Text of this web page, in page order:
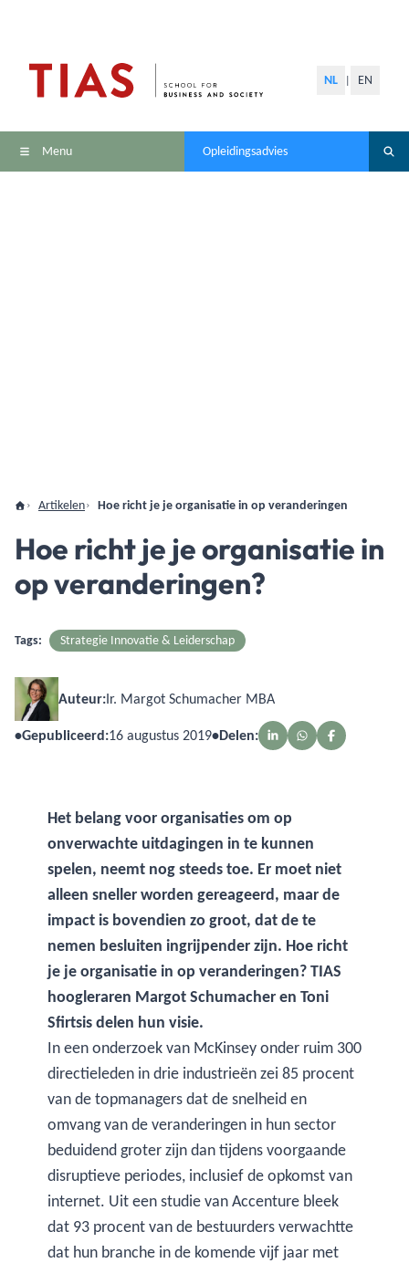
NL EN
Menu Opleidingsadvies
Artikelen Hoe richt je je organisatie in op veranderingen
Hoe richt je je organisatie in
op veranderingen?
Tags: Strategie Innovatie & Leiderschap
Auteur:Ir. Margot Schumacher MBA
•Gepubliceerd:16 augustus 2019•Delen:
Het belang voor organisaties om op
onverwachte uitdagingen in te kunnen
spelen, neemt nog steeds toe. Er moet niet
alleen sneller worden gereageerd, maar de
impact is bovendien zo groot, dat de te
nemen besluiten ingrijpender zijn. Hoe richt
je je organisatie in op veranderingen? TIAS
hoogleraren Margot Schumacher en Toni
Sfirtsis delen hun visie.
In een onderzoek van McKinsey onder ruim 300
directieleden in drie industrieën zei 85 procent
van de topmanagers dat de snelheid en
omvang van de veranderingen in hun sector
beduidend groter zijn dan tijdens voorgaande
disruptieve periodes, inclusief de opkomst van
internet. Uit een studie van Accenture bleek
dat 93 procent van de bestuurders verwachtte
dat hun branche in de komende vijf jaar met